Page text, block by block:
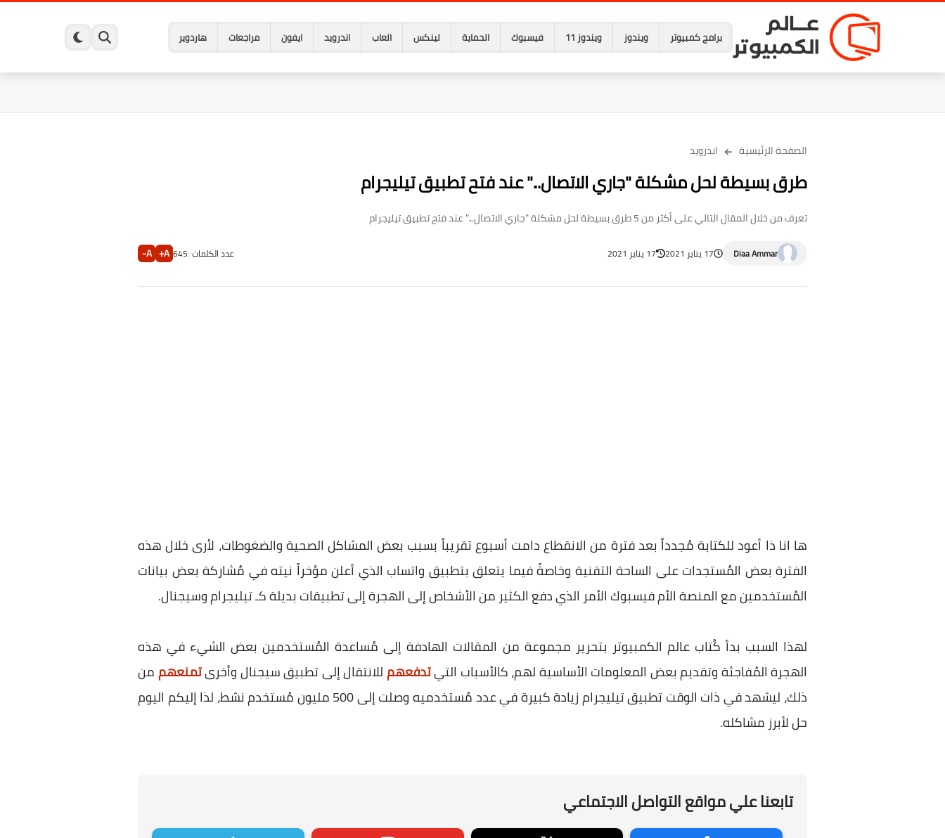
برامج كمبيوتر ويندوز ويندوز 11 فيسبوك الحماية لينكس العاب اندرويد ايفون مراجعات هاردوير
الصفحة الرئيسية اندرويد
طرق بسيطة لحل مشكلة "جاري الاتصال..." عند فتح تطبيق تيليجرام
تعرف من خلال المقال التالي على أكثر من 5 طرق بسيطة لحل مشكلة "جاري الاتصال..." عند فتح تطبيق تيليجرام
Diaa Ammar 17 يناير 2021 17 يناير 2021 عدد الكلمات :645
A+
A-
ها انا ذا أعود للكتابة مُجدداً بعد فترة من الانقطاع دامت أسبوع تقريباً بسبب بعض المشاكل الصحية والضغوطات، لأرى خلال هذه
الفترة بعض المُستجدات على الساحة التقنية وخاصةً فيما يتعلق بتطبيق واتساب الذي أعلن مؤخراً نيته في مُشاركة بعض بيانات
المُستخدمين مع المنصة الأم فيسبوك الأمر الذي دفع الكثير من الأشخاص إلى الهجرة إلى تطبيقات بديلة كـ تيليجرام وسيجنال.
لهذا السبب بدأ كُتاب عالم الكمبيوتر بتحرير مجموعة من المقالات الهادفة إلى مُساعدة المُستخدمين بعض الشيء في هذه
الهجرة المُفاجئة وتقديم بعض المعلومات الأساسية لهم، كالأسباب التيتدفعهمللانتقال إلى تطبيق سيجنال وأخرىتمنعهممن
ذلك، ليشهد في ذات الوقت تطبيق تيليجرام زيادة كبيرة في عدد مُستخدميه وصلت إلى 500 مليون مُستخدم نشط، لذا إليكم اليوم
حل لأبرز مشاكله.
تابعنا علي مواقع التواصل الاجتماعي